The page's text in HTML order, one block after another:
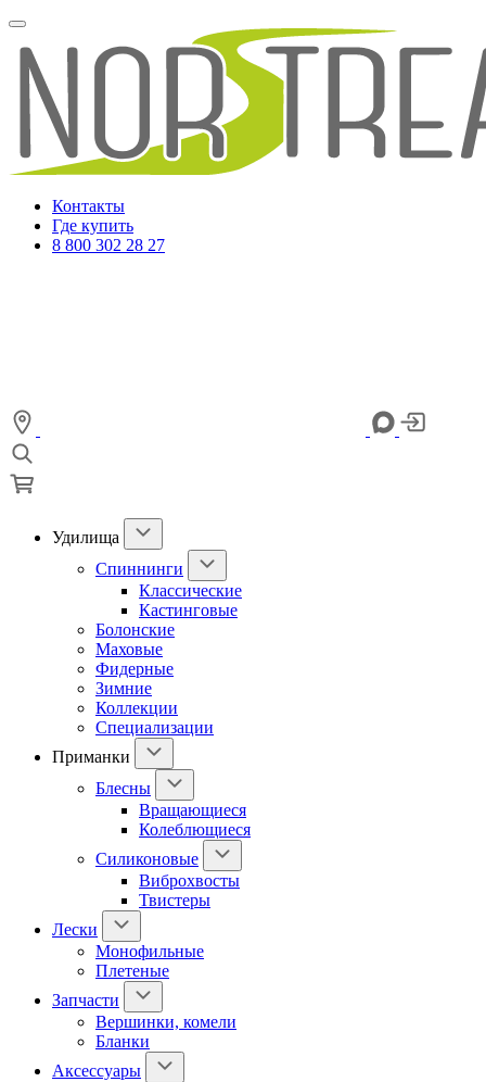
Контакты
Где купить
8 800 302 28 27
Удилища
Спиннинги
Классические
Кастинговые
Болонские
Маховые
Фидерные
Зимние
Коллекции
Специализации
Приманки
Блесны
Вращающиеся
Колеблющиеся
Силиконовые
Виброхвосты
Твистеры
Лески
Монофильные
Плетеные
Запчасти
Вершинки, комели
Бланки
Аксессуары